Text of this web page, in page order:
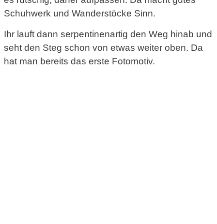
Schuhwerk und Wanderstöcke Sinn.
Ihr lauft dann serpentinenartig den Weg hinab und
seht den Steg schon von etwas weiter oben. Da
hat man bereits das erste Fotomotiv.